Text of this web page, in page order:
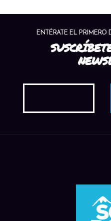
ENTÉRATE EL PRIMERO